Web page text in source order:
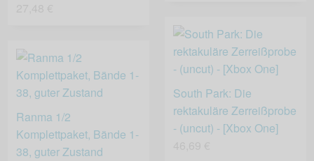
South Park: Die
rektakuläre Zerreißprobe
- (uncut) - [Xbox One]
Ranma 1/2
Komplettpaket, Bände 1-
38, guter Zustand